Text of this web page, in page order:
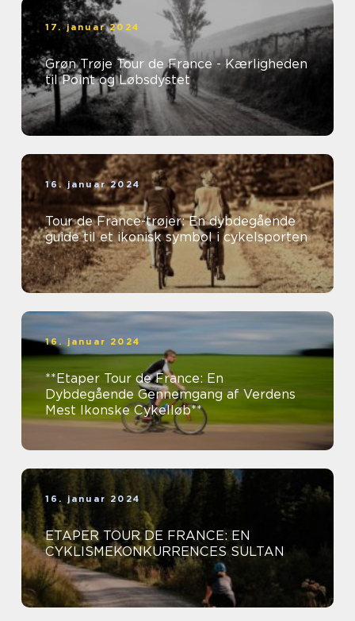
17. januar 2024
Grøn Trøje Tour de France - Kærligheden
til Point og Løbsdystet
16. januar 2024
Tour de France-trøjer: En dybdegående
guide til et ikonisk symbol i cykelsporten
16. januar 2024
**Etaper Tour de France: En
Dybdegående Gennemgang af Verdens
Mest Ikonske Cykelløb**
16. januar 2024
ETAPER TOUR DE FRANCE: EN
CYKLISMEKONKURRENCES SULTAN